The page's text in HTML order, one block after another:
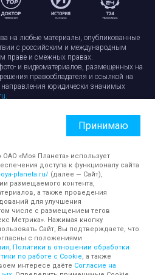
на любые материалы, опубликованные
с российским и международным
праве и смежных правах.
и видеоматериалов, размещенных на
правообладателя и ссылкой на
направления юридически значимых
.
файлами
Обработка персональных данных
Принимаю
«Моя Планета» использует
доступа к функционалу сайта
planeta.ru/ (далее — Сайт),
размещаемого контента,
а также проведения
для улучшения
числе с размещением тегов
Метрика». Нажимая кнопку
Сайт, Вы подтверждаете, что
с положениями
, Политики в отношении обработки
по работе с Cookie, а также
интересе даёте Согласие на